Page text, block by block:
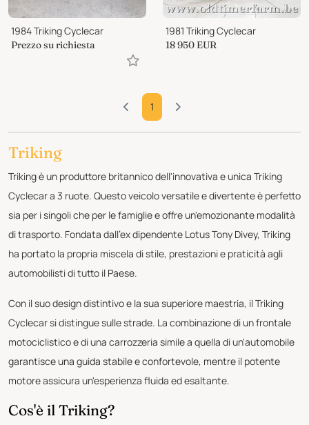
1984 Triking Cyclecar
Prezzo su richiesta
1981 Triking Cyclecar
18 950 EUR
1
Triking
Triking è un produttore britannico dell'innovativa e unica Triking
Cyclecar a 3 ruote. Questo veicolo versatile e divertente è perfetto
sia per i singoli che per le famiglie e offre un'emozionante modalità
di trasporto. Fondata dall'ex dipendente Lotus Tony Divey, Triking
ha portato la propria miscela di stile, prestazioni e praticità agli
automobilisti di tutto il Paese.
Con il suo design distintivo e la sua superiore maestria, il Triking
Cyclecar si distingue sulle strade. La combinazione di un frontale
motociclistico e di una carrozzeria simile a quella di un'automobile
garantisce una guida stabile e confortevole, mentre il potente
motore assicura un'esperienza fluida ed esaltante.
Cos'è il Triking?